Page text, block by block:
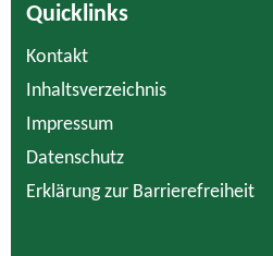
Quicklinks
Kontakt
Inhaltsverzeichnis
Impressum
Datenschutz
Erklärung zur Barrierefreiheit